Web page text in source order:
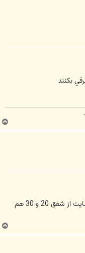
ب
ا
اگه همينطوري پيش بريم در آينده نزديك تو اين سايت از شفق 20 و 30 هم
ب
ا